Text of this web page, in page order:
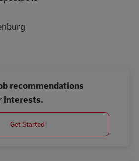
recommendations
interests.
Get Started